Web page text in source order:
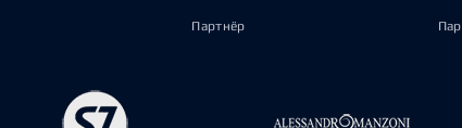
Партнёр